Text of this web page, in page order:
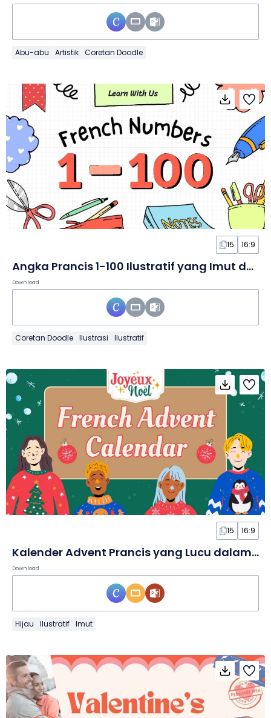
Abu-abu Artistik Coretan Doodle
15 16:9
Angka Prancis 1-100 Ilustratif yang Imut dalam Slide
Download
Coretan Doodle Ilustrasi Ilustratif
15 16:9
Kalender Advent Prancis yang Lucu dalam Slide
Download
Hijau Ilustratif Imut